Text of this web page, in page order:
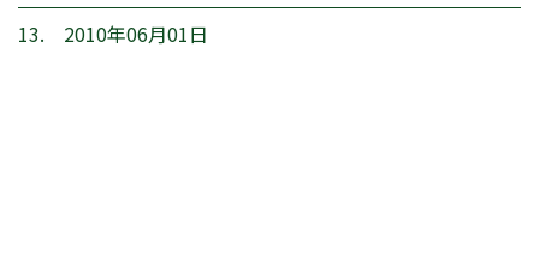
13. 2010年06月01日